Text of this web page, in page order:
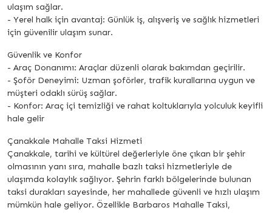
ulaşım sağlar.
- Yerel halk için avantaj: Günlük iş, alışveriş ve sağlık hizmetleri
için güvenilir ulaşım sunar.
Güvenlik ve Konfor
- Araç Donanımı: Araçlar düzenli olarak bakımdan geçirilir.
- Şoför Deneyimi: Uzman şoförler, trafik kurallarına uygun ve
müşteri odaklı sürüş sağlar.
- Konfor: Araç içi temizliği ve rahat koltuklarıyla yolculuk keyifli
hale gelir
Çanakkale Mahalle Taksi Hizmeti
Çanakkale, tarihi ve kültürel değerleriyle öne çıkan bir şehir
olmasının yanı sıra, mahalle bazlı taksi hizmetleriyle de
ulaşımda kolaylık sağlıyor. Şehrin farklı bölgelerinde bulunan
taksi durakları sayesinde, her mahallede güvenli ve hızlı ulaşım
mümkün hale geliyor. Özellikle Barbaros Mahalle Taksi,